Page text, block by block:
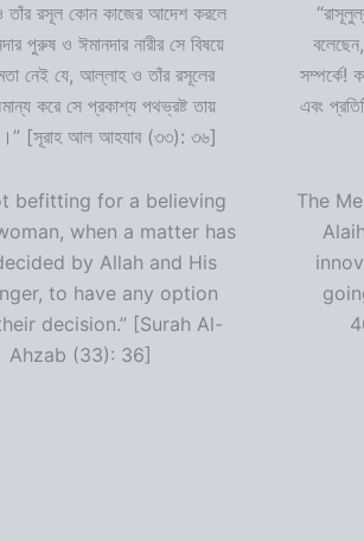
রসূল কোন কাজের আদেশ করলে
পুরুষ ও ঈমানদার নারীর সে বিষয়ে
নেই যে, আল্লাহ ও তাঁর রসূলের
করে সে প্রকাশ্য পথভ্রষ্ট তায়
[সূরাহ আল আহযাব (৩৩): ৩৬]
befitting for a believing
when a matter has
by Allah and His
to have any option
decision.” [Surah Al-
Ahzab (33): 36]
সম্পর্কে!
এবং
The